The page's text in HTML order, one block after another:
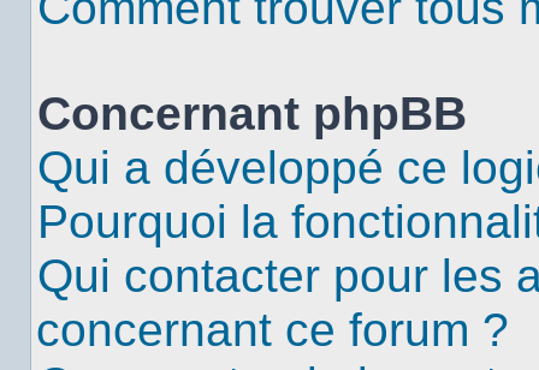
Concernant phpBB
Qui a développé ce
Pourquoi la
Qui contacter pour les
concernant ce forum ?